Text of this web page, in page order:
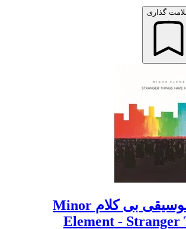
گذاری
دانلود آلبوم موسیقی بی کلام Minor
Element - Stranger